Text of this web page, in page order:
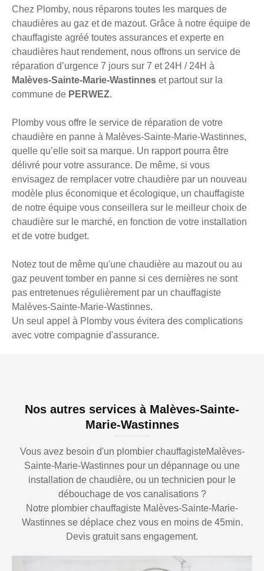
Chez Plomby, nous réparons toutes les marques de
chaudières au gaz et de mazout. Grâce à notre équipe de
chauffagiste agréé toutes assurances et experte en
chaudières haut rendement, nous offrons un service de
réparation d’urgence 7 jours sur 7 et 24H / 24H à
Malèves-Sainte-Marie-Wastinnes et partout sur la
commune de PERWEZ.
Plomby vous offre le service de réparation de votre
chaudière en panne à Malèves-Sainte-Marie-Wastinnes,
quelle qu’elle soit sa marque. Un rapport pourra être
délivré pour votre assurance. De même, si vous
envisagez de remplacer votre chaudière par un nouveau
modèle plus économique et écologique, un chauffagiste
de notre équipe vous conseillera sur le meilleur choix de
chaudière sur le marché, en fonction de votre installation
et de votre budget.
Notez tout de même qu'une chaudière au mazout ou au
gaz peuvent tomber en panne si ces dernières ne sont
pas entretenues régulièrement par un chauffagiste
Malèves-Sainte-Marie-Wastinnes.
Un seul appel à Plomby vous évitera des complications
avec votre compagnie d'assurance.
Nos autres services à Malèves-Sainte-
Marie-Wastinnes
Vous avez besoin d'un plombier chauffagisteMalèves-
Sainte-Marie-Wastinnes pour un dépannage ou une
installation de chaudière, ou un technicien pour le
débouchage de vos canalisations ?
Notre plombier chauffagiste Malèves-Sainte-Marie-
Wastinnes se déplace chez vous en moins de 45min.
Devis gratuit sans engagement.